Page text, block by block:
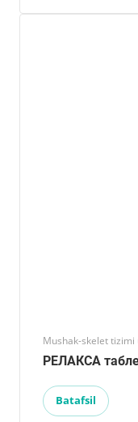
Mushak-skelet tizimi
РЕЛАКСА
Batafsil